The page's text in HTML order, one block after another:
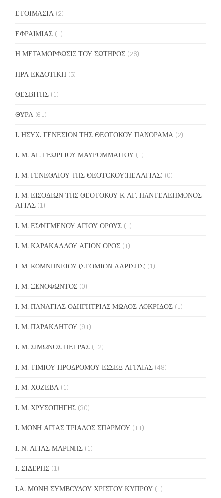
ΕΤΟΙΜΑΣΙΑ (2)
ΕΦΡΑΙΜΙΑΣ (1)
Η ΜΕΤΑΜΟΡΦΩΣΙΣ ΤΟΥ ΣΩΤΗΡΟΣ (26)
ΗΡΑ ΕΚΔΟΤΙΚΗ (5)
ΘΕΣΒΙΤΗΣ (1)
ΘΥΡΑ (61)
Ι. ΗΣΥΧ. ΓΕΝΕΣΙΟΝ ΤΗΣ ΘΕΟΤΟΚΟΥ ΠΑΝΟΡΑΜΑ (2)
Ι. Μ. ΑΓ. ΓΕΩΡΓΙΟΥ ΜΑΥΡΟΜΜΑΤΙΟΥ (1)
Ι. Μ. ΓΕΝΕΘΛΙΟΥ ΤΗΣ ΘΕΟΤΟΚΟΥ(ΠΕΛΑΓΙΑΣ) (0)
Ι. Μ. ΕΙΣΟΔΙΩΝ ΤΗΣ ΘΕΟΤΟΚΟΥ Κ ΑΓ. ΠΑΝΤΕΛΕΗΜΟΝΟΣ
ΑΓΙΑΣ (1)
Ι. Μ. ΕΣΦΙΓΜΕΝΟΥ ΑΓΙΟΥ ΟΡΟΥΣ (1)
Ι. Μ. ΚΑΡΑΚΑΛΛΟΥ ΑΓΙΟΝ ΟΡΟΣ (1)
Ι. Μ. ΚΟΜΝΗΝΕΙΟΥ (ΣΤΟΜΙΟΝ ΛΑΡΙΣΗΣ) (1)
Ι. Μ. ΞΕΝΟΦΩΝΤΟΣ (0)
Ι. Μ. ΠΑΝΑΓΙΑΣ ΟΔΗΓΗΤΡΙΑΣ ΜΩΛΟΣ ΛΟΚΡΙΔΟΣ (1)
Ι. Μ. ΠΑΡΑΚΛΗΤΟΥ (91)
Ι. Μ. ΣΙΜΩΝΟΣ ΠΕΤΡΑΣ (12)
Ι. Μ. ΤΙΜΙΟΥ ΠΡΟΔΡΟΜΟΥ ΕΣΣΕΞ ΑΓΓΛΙΑΣ (48)
Ι. Μ. ΧΟΖΕΒΑ (1)
Ι. Μ. ΧΡΥΣΟΠΗΓΗΣ (30)
Ι. ΜΟΝΗ ΑΓΙΑΣ ΤΡΙΑΔΟΣ ΣΠΑΡΜΟΥ (11)
Ι. Ν. ΑΓΙΑΣ ΜΑΡΙΝΗΣ (1)
Ι. ΣΙΔΕΡΗΣ (1)
Ι.Α. ΜΟΝΗ ΣΥΜΒΟΥΛΟΥ ΧΡΙΣΤΟΥ ΚΥΠΡΟΥ (1)